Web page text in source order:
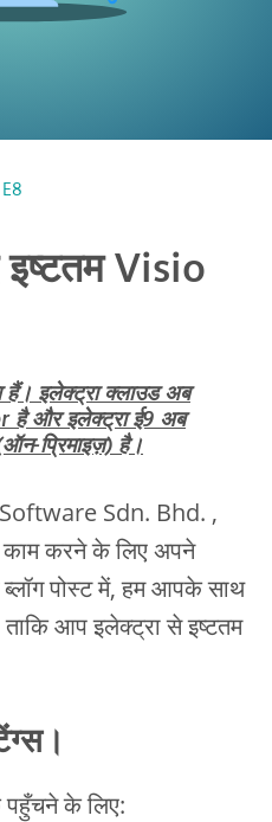
Visio
हैं। इलेक्ट्रा क्लाउड अब
है और इलेक्ट्रा ई9 अब
प्रिमाइज़) है।
Sdn. Bhd. ,
काम करने के लिए अपने
पोस्ट में, हम आपके साथ
आप इलेक्ट्रा से इष्टतम
पहुँचने के लिए: